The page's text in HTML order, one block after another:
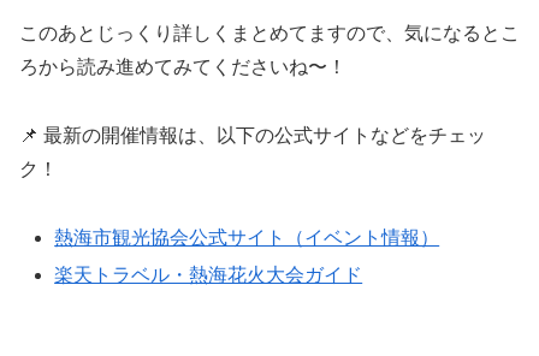
このあとじっくり詳しくまとめてますので、気になるとこ
ろから読み進めてみてくださいね〜！
📌 最新の開催情報は、以下の公式サイトなどをチェッ
ク！
熱海市観光協会公式サイト（イベント情報）
楽天トラベル・熱海花火大会ガイド